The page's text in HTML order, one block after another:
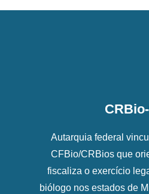
Autarquia federal
CFBio/CRBios que
fiscaliza o exercício
biólogo nos estados de